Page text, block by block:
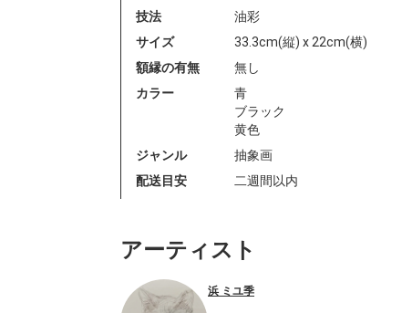
技法
油彩
サイズ
33.3cm(縦) x 22cm(横)
額縁の有無
無し
カラー
青
ブラック
黄色
ジャンル
抽象画
配送目安
二週間以内
アーティスト
浜 ミユ季